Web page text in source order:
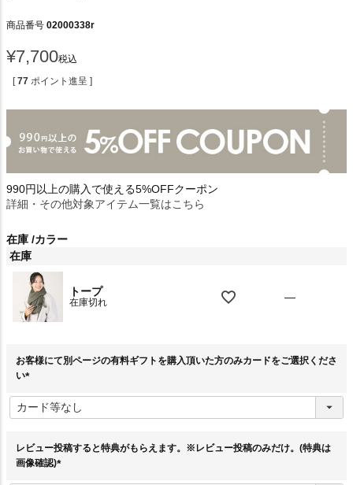
商品番号 02000338r
¥7,700税込
[ 77 ポイント進呈 ]
990円以上の購入で使える5%OFFクーポン
詳細・その他対象アイテム一覧はこちら
在庫 カラー
在庫
トープ
在庫切れ —
お客様にて別ページの有料ギフトを購入頂いた方のみカードをご選択くださ
い
必
須
レビュー投稿すると特典がもらえます。※レビュー投稿のみだけ。(特典は
画像確認)